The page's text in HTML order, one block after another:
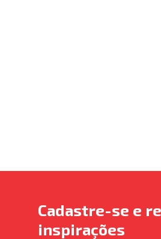
Cadastre-se e
inspirações